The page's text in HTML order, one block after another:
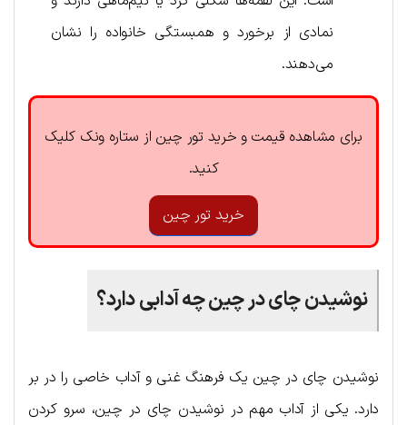
نمادی از برخورد و همبستگی خانواده را نشان
می‌دهند.
برای مشاهده قیمت و خرید تور چین از ستاره ونک کلیک
کنید.
خرید تور چین
نوشیدن چای در چین چه آدابی دارد؟
نوشیدن چای در چین یک فرهنگ غنی و آداب خاصی را در بر
دارد. یکی از آداب مهم در نوشیدن چای در چین، سرو کردن